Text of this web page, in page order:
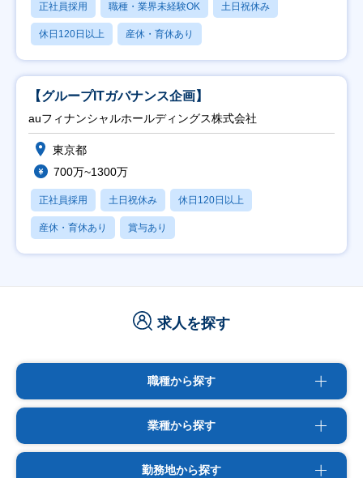
正社員採用 職種・業界未経験OK 土日祝休み
休日120日以上 産休・育休あり
【グループITガバナンス企画】
auフィナンシャルホールディングス株式会社
東京都
700万~1300万
正社員採用 土日祝休み 休日120日以上
産休・育休あり 賞与あり
求人を探す
職種から探す
業種から探す
勤務地から探す